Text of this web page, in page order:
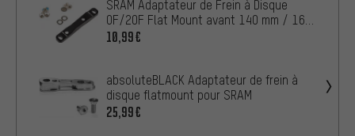
SRAM Adaptateur de Frein à Disque
0F/20F Flat Mount avant 140 mm / 160
mm
10,99€
absoluteBLACK Adaptateur de frein à
disque flatmount pour SRAM
25,99€